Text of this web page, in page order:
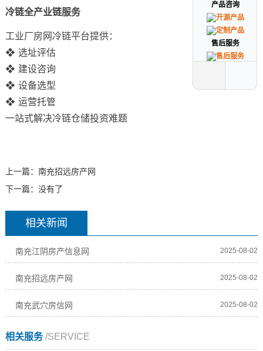
冷链全产业链服务
工业厂房网冷链平台提供：
❖ 选址评估
❖ 建设咨询
❖ 设备选型
❖ 运营托管
一站式解决冷链仓储投资难题
上一篇： 南充招远房产网
下一篇：没有了
相关新闻
南充江阴房产信息网 2025-08-02
南充招远房产网 2025-08-02
南充武穴房信网 2025-08-02
相关服务/SERVICE
产品咨询
售后服务
产品咨询
售后服务